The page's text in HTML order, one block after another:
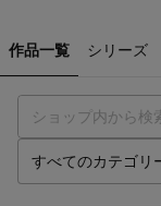
作品一覧 シリーズ